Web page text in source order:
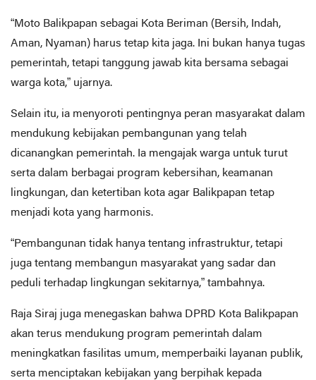
“Moto Balikpapan sebagai Kota Beriman (Bersih, Indah,
Aman, Nyaman) harus tetap kita jaga. Ini bukan hanya tugas
pemerintah, tetapi tanggung jawab kita bersama sebagai
warga kota,” ujarnya.
Selain itu, ia menyoroti pentingnya peran masyarakat dalam
mendukung kebijakan pembangunan yang telah
dicanangkan pemerintah. Ia mengajak warga untuk turut
serta dalam berbagai program kebersihan, keamanan
lingkungan, dan ketertiban kota agar Balikpapan tetap
menjadi kota yang harmonis.
“Pembangunan tidak hanya tentang infrastruktur, tetapi
juga tentang membangun masyarakat yang sadar dan
peduli terhadap lingkungan sekitarnya,” tambahnya.
Raja Siraj juga menegaskan bahwa DPRD Kota Balikpapan
akan terus mendukung program pemerintah dalam
meningkatkan fasilitas umum, memperbaiki layanan publik,
serta menciptakan kebijakan yang berpihak kepada